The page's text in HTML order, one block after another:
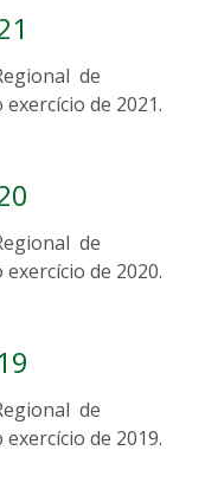
de
de 2021.
de
de 2020.
de
de 2019.